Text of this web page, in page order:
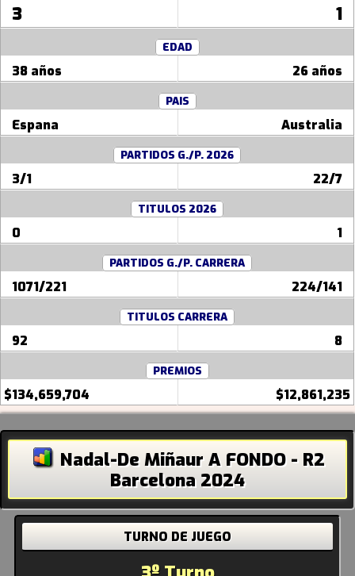
3 1
EDAD
38 años 26 años
PAIS
Espana Australia
PARTIDOS G./P. 2026
3/1 22/7
TITULOS 2026
0 1
PARTIDOS G./P. CARRERA
1071/221 224/141
TITULOS CARRERA
92 8
PREMIOS
$134,659,704 $12,861,235
Nadal-De Miñaur A FONDO - R2
Barcelona 2024
TURNO DE JUEGO